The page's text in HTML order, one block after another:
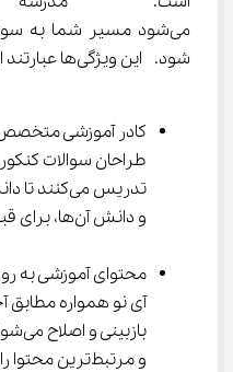
شود.  این ویژگی‌ها عبارتند از:
کادر آموزشی
و دانش آن‌ها، برای قبولی در کنکور آماده شوند.
محتوای آموزشی به
آی نو همواره مطابق